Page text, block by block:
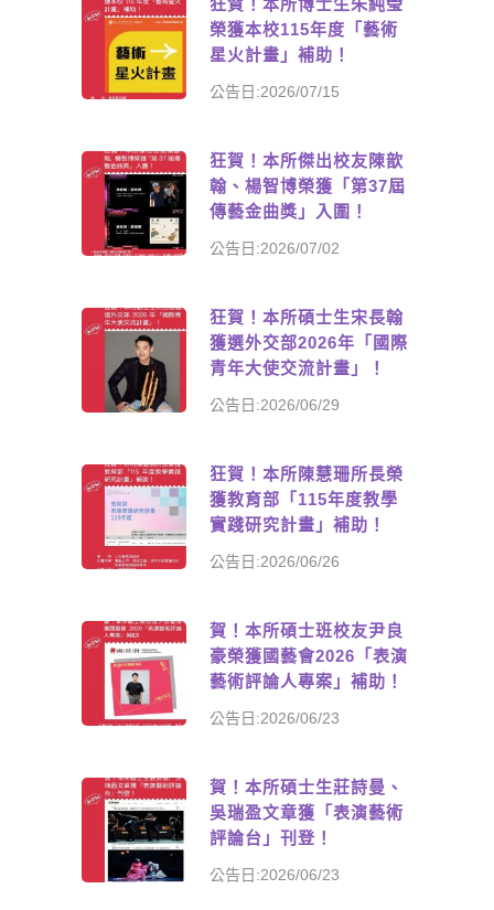
榮獲本校115年度「藝術
星火計畫」補助！
公告日:2026/07/15
狂賀！本所傑出校友陳歆
翰、楊智博榮獲「第37屆
傳藝金曲獎」入圍！
公告日:2026/07/02
狂賀！本所碩士生宋長翰
獲選外交部2026年「國際
青年大使交流計畫」！
公告日:2026/06/29
狂賀！本所陳慧珊所長榮
獲教育部「115年度教學
實踐研究計畫」補助！
公告日:2026/06/26
賀！本所碩士班校友尹良
豪榮獲國藝會2026「表演
藝術評論人專案」補助！
公告日:2026/06/23
賀！本所碩士生莊詩曼、
吳瑞盈文章獲「表演藝術
評論台」刊登！
公告日:2026/06/23